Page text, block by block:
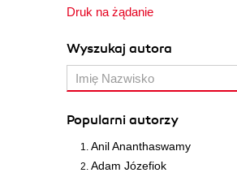
Druk na żądanie
Wyszukaj autora
Popularni autorzy
Anil Ananthaswamy
Adam Józefiok